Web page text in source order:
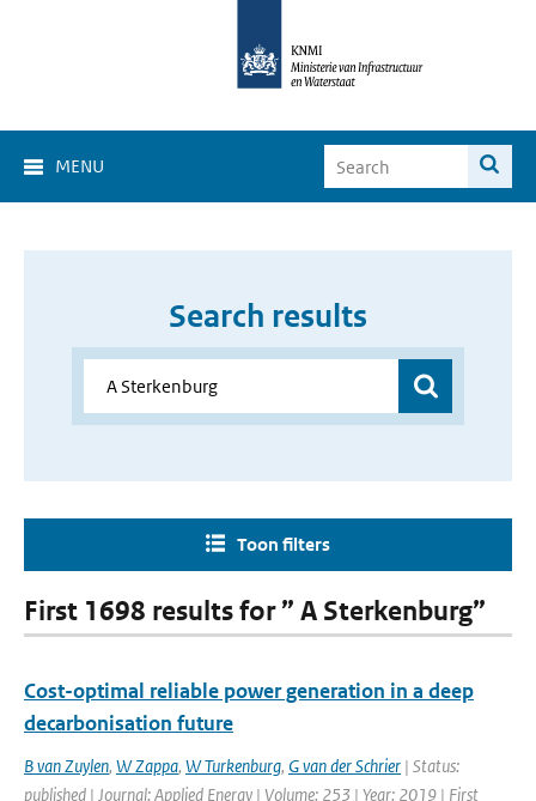
MENU
Search results
Toon filters
First 1698 results for ” A Sterkenburg”
Cost-optimal reliable power generation in a deep
decarbonisation future
B van Zuylen, W Zappa, W Turkenburg, G van der Schrier | Status:
published | Journal: Applied Energy | Volume: 253 | Year: 2019 | First